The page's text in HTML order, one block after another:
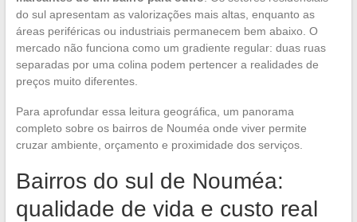
do sul apresentam as valorizações mais altas, enquanto as
áreas periféricas ou industriais permanecem bem abaixo. O
mercado não funciona como um gradiente regular: duas ruas
separadas por uma colina podem pertencer a realidades de
preços muito diferentes.
Para aprofundar essa leitura geográfica, um panorama
completo sobre os bairros de Nouméa onde viver permite
cruzar ambiente, orçamento e proximidade dos serviços.
Bairros do sul de Nouméa:
qualidade de vida e custo real